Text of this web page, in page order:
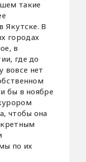
такие
Якутске. В
городах
в
где до
вовсе нет
бы в ноябре
чтобы она
по их